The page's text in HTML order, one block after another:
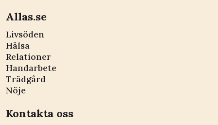
Allas.se
Livsöden
Hälsa
Relationer
Handarbete
Trädgård
Nöje
Kontakta oss